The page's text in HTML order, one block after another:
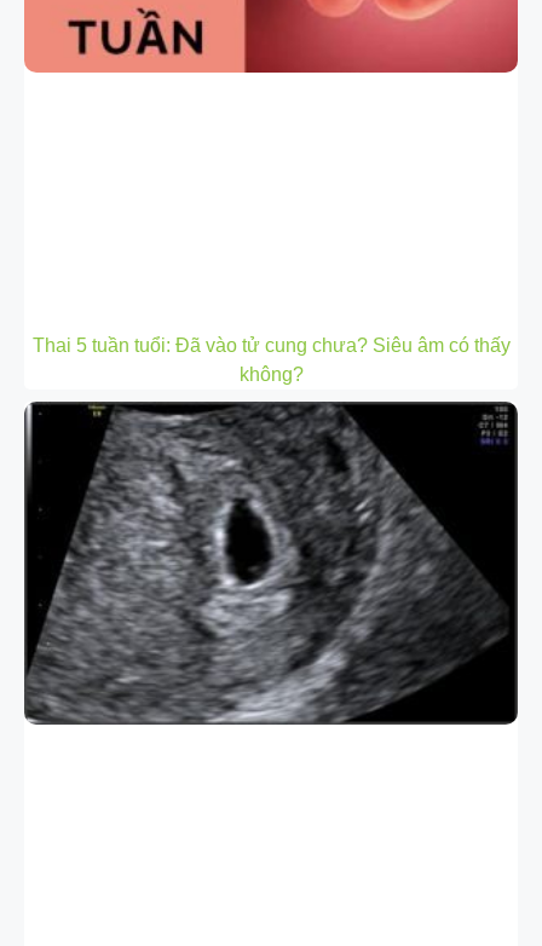
Thai 5 tuần tuổi: Đã vào tử cung chưa? Siêu âm có thấy
không?